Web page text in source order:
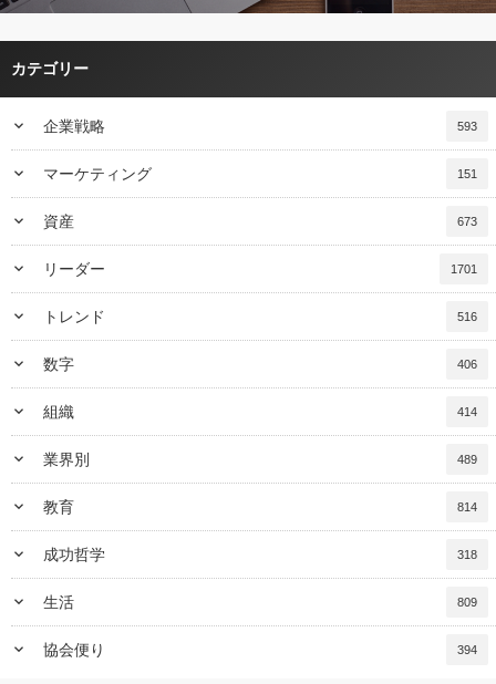
カテゴリー
keyboard_arrow_down 企業戦略 593
keyboard_arrow_down マーケティング 151
keyboard_arrow_down 資産 673
keyboard_arrow_down リーダー 1701
keyboard_arrow_down トレンド 516
keyboard_arrow_down 数字 406
keyboard_arrow_down 組織 414
keyboard_arrow_down 業界別 489
keyboard_arrow_down 教育 814
keyboard_arrow_down 成功哲学 318
keyboard_arrow_down 生活 809
keyboard_arrow_down 協会便り 394